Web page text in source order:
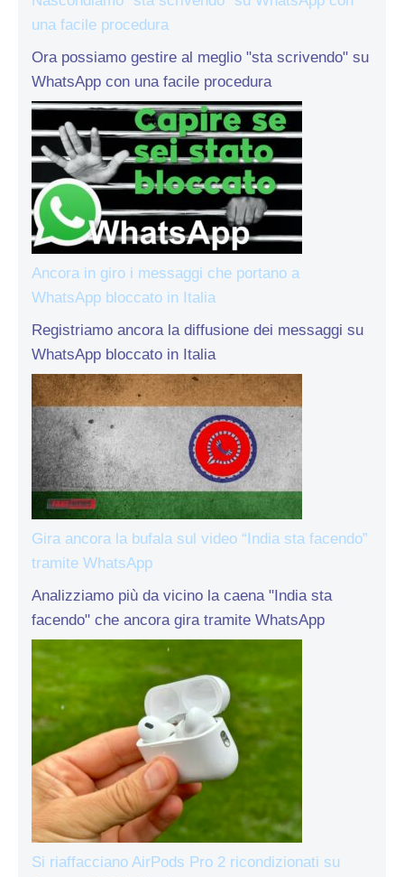
una facile procedura
Ora possiamo gestire al meglio "sta scrivendo" su
WhatsApp con una facile procedura
Ancora in giro i messaggi che portano a
WhatsApp bloccato in Italia
Registriamo ancora la diffusione dei messaggi su
WhatsApp bloccato in Italia
Gira ancora la bufala sul video “India sta facendo”
tramite WhatsApp
Analizziamo più da vicino la caena "India sta
facendo" che ancora gira tramite WhatsApp
Si riaffacciano AirPods Pro 2 ricondizionati su